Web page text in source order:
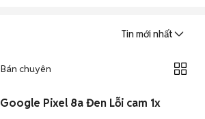
Tin mới nhất
Bán chuyên
Google Pixel 8a Đen Lỗi cam 1x